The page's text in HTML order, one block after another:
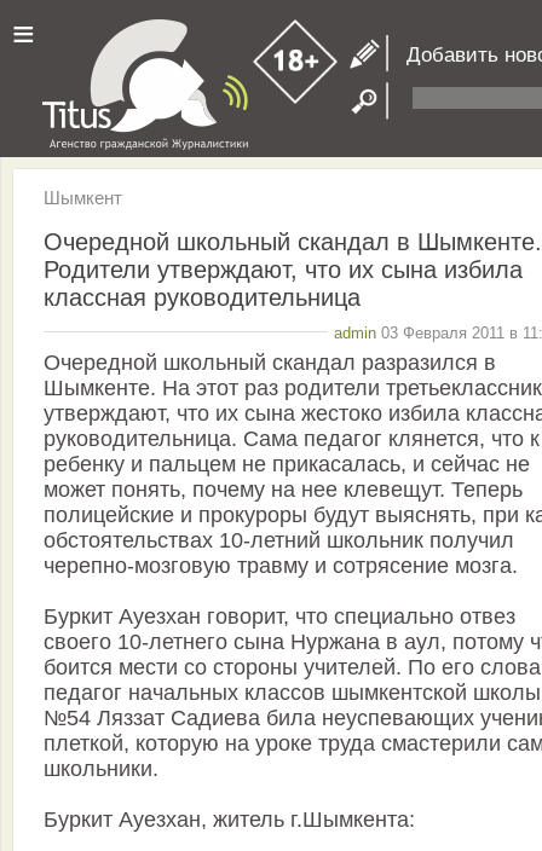
≡ Добавить
Шымкент
Очередной школьный скандал в Шымкенте.
Родители утверждают, что их сына избила
классная руководительница
admin 03 Февраля 2011 в
Очередной школьный скандал разразился в
Шымкенте. На этот раз родители
утверждают, что их сына жестоко избила
руководительница. Сама педагог клянется, что к
ребенку и пальцем не прикасалась, и сейчас не
может понять, почему на нее клевещут. Теперь
полицейские и прокуроры будут выяснять, при
обстоятельствах 10-летний школьник получил
черепно-мозговую травму и сотрясение мозга.
Буркит Ауезхан говорит, что специально отвез
своего 10-летнего сына Нуржана в аул, потому
боится мести со стороны учителей. По его
педагог начальных классов шымкентской школы
№54 Ляззат Садиева била неуспевающих
плеткой, которую на уроке труда смастерили
школьники.
Буркит Ауезхан, житель г.Шымкента: